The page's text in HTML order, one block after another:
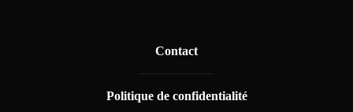
Contact
Politique de confidentialité